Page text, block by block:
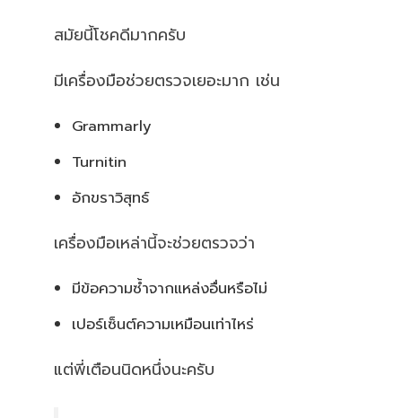
สมัยนี้โชคดีมากครับ
มีเครื่องมือช่วยตรวจเยอะมาก เช่น
Grammarly
Turnitin
อักขราวิสุทธ์
เครื่องมือเหล่านี้จะช่วยตรวจว่า
มีข้อความซ้ำจากแหล่งอื่นหรือไม่
เปอร์เซ็นต์ความเหมือนเท่าไหร่
แต่พี่เตือนนิดหนึ่งนะครับ